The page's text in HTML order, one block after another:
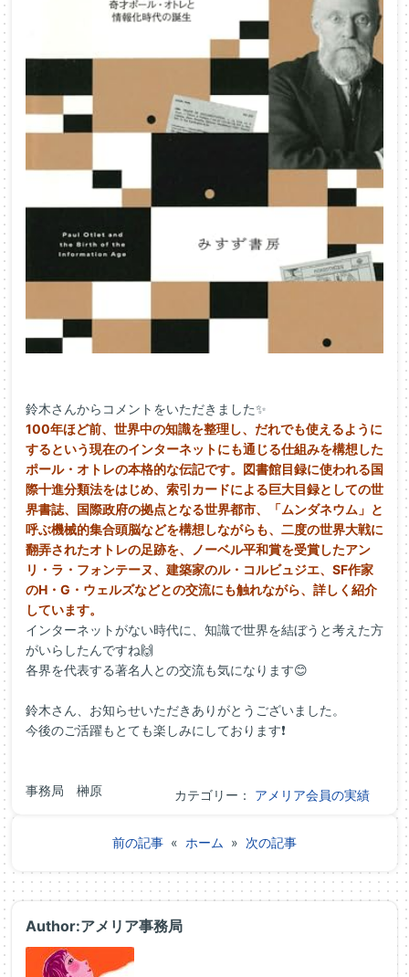
鈴木さんからコメントをいただきました✨
100年ほど前、世界中の知識を整理し、 だれでも使えるように
するという現在のインターネットにも通じる仕組みを構想した
ポール・オトレの本格的な伝記です。
図書館目録に使われる国
際十進分類法をはじめ、 索引カードによる巨大目録としての世
界書誌、
国際政府の拠点となる世界都市、「ムンダネウム」 と
呼ぶ機械的集合頭脳などを構想しながらも、 二度の世界大戦に
翻弄されたオトレの足跡を、
ノーベル平和賞を受賞したアン
リ・ラ・フォンテーヌ、 建築家のル・コルビュジエ、SF作家
のH・G・ ウェルズなどとの交流にも触れながら、詳しく紹介
しています。
インターネットがない時代に、知識で世界を結ぼうと考えた方
がいらしたんですね🙌
各界を代表する著名人との交流も気になります😊
鈴木さん、お知らせいただきありがとうございました。
今後のご活躍もとても楽しみにしております❗
事務局 榊原 カテゴリー： アメリア会員の実績
前の記事 « ホーム » 次の記事
Author:アメリア事務局